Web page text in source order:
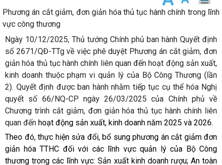
Phương án cắt giảm, đơn giản hóa thủ tục hành chính trong lĩnh
vực công thương
Ngày 10/12/2025, Thủ tướng Chính phủ ban hành Quyết định
số 2671/QĐ-TTg về việc phê duyệt Phương án cắt giảm, đơn
giản hóa thủ tục hành chính liên quan đến hoạt động sản xuất,
kinh doanh thuộc phạm vi quản lý của Bộ Công Thương (lần
2). Quyết định được ban hành nhằm tiếp tục cụ thể hóa Nghị
quyết số 66/NQ-CP ngày 26/03/2025 của Chính phủ về
Chương trình cắt giảm, đơn giản hóa thủ tục hành chính liên
quan đến hoạt động sản xuất, kinh doanh năm 2025 và 2026.
Theo đó, thực hiện sửa đổi, bổ sung phương án cắt giảm đơn
giản hóa TTHC đối với các lĩnh vực quản lý của Bộ Công
thương trong các lĩnh vực: Sản xuất kinh doanh rượu; An toàn